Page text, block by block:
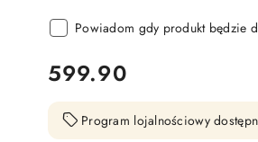
Powiadom gdy produkt będzie
cena:
599.90
Program lojalnościowy